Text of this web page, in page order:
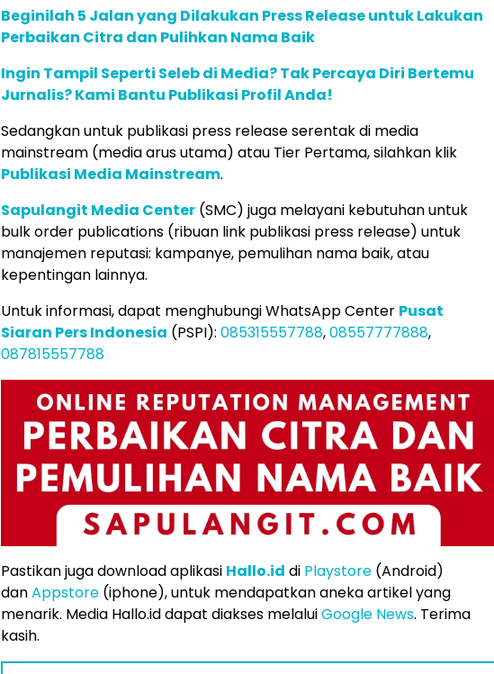
Beginilah 5 Jalan yang Dilakukan Press Release untuk Lakukan
Perbaikan Citra dan Pulihkan Nama Baik
Ingin Tampil Seperti Seleb di Media? Tak Percaya Diri Bertemu
Jurnalis? Kami Bantu Publikasi Profil Anda!
Sedangkan untuk publikasi press release serentak di media
mainstream (media arus utama) atau Tier Pertama, silahkan klik
Publikasi Media Mainstream.
Sapulangit Media Center (SMC) juga melayani kebutuhan untuk
bulk order publications (ribuan link publikasi press release) untuk
manajemen reputasi: kampanye, pemulihan nama baik, atau
kepentingan lainnya.
Untuk informasi, dapat menghubungi WhatsApp Center Pusat
Siaran Pers Indonesia (PSPI): 085315557788,08557777888,
087815557788
Pastikan juga download aplikasi Hallo.id di Playstore (Android)
danAppstore (iphone), untuk mendapatkan aneka artikel yang
menarik. Media Hallo.id dapat diakses melaluiGoogle News. Terima
kasih.